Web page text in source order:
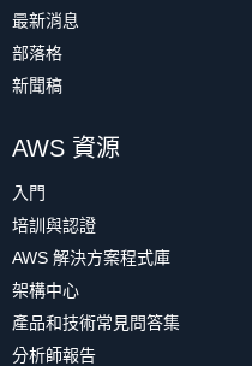
最新消息
部落格
新聞稿
AWS 資源
入門
培訓與認證
AWS 解決方案程式庫
架構中心
產品和技術常見問答集
分析師報告